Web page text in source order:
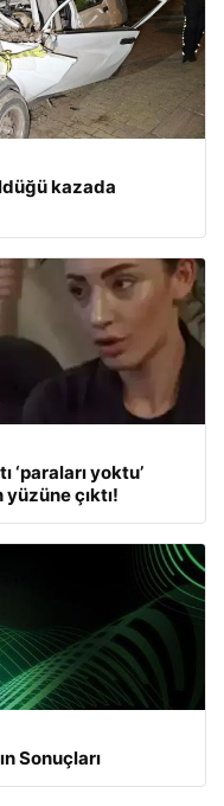
kazada
‘paraları yoktu’
yüzüne çıktı!
Sonuçları